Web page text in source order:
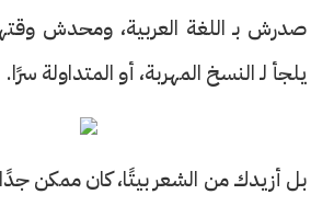
صدرش بـ اللغة العربية، ومحدش
يلجأ لـ النسخ المهربة، أو المتداولة سرًا.
بل أزيدك من الشعر بيتًا، كان ممكن